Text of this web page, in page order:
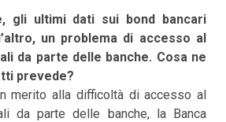
gli ultimi dati sui bond bancari
un problema di accesso al
da parte delle banche. Cosa ne
prevede?
merito alla difficoltà di accesso al
da parte delle banche, la Banca